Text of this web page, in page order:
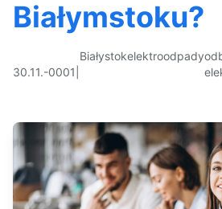
Białymstoku?
30.11.-0001
Białystokelektroodpady